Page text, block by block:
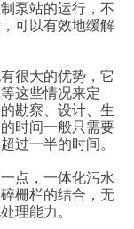
泵站的运行，不
可以有效地缓解
很大的优势，它
这些情况来定
勘察、设计、生
时间一般只需要
过一半的时间。
点，一体化污水
栅栏的结合，无
理能力。